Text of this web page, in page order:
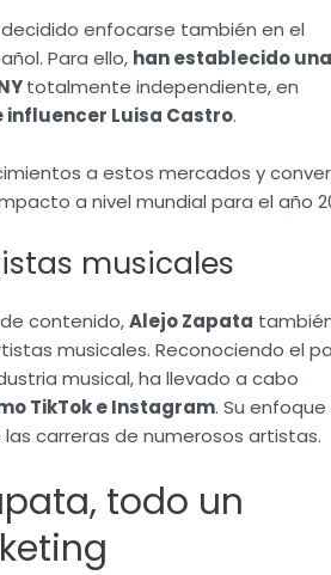
enfocarse también en el
Para ello, han establecido una
totalmente independiente, en
influencer Luisa Castro.
a estos mercados y
a nivel mundial para el año
musicales
contenido,Alejo Zapata
musicales. Reconociendo el
musical, ha llevado a cabo
TikTok e Instagram. Su enfoque
carreras de numerosos artistas.
todo un